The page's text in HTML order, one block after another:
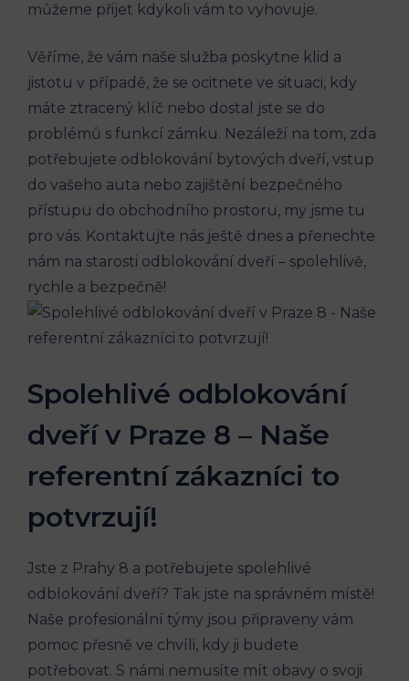
můžeme přijet kdykoli vám to vyhovuje.
Věříme, že vám naše služba poskytne klid a
jistotu v případě, že se ocitnete ve situaci, kdy
máte ztracený klíč nebo dostal jste se do
problémů s funkcí zámku. Nezáleží na tom, zda
potřebujete odblokování bytových dveří, vstup
do vašeho auta nebo zajištění bezpečného
přístupu do obchodního prostoru, my jsme tu
pro vás. Kontaktujte nás ještě dnes a přenechte
nám na starosti odblokování dveří – spolehlivě,
rychle a bezpečně!
Spolehlivé odblokování
dveří v Praze 8 – Naše
referentní zákazníci to
potvrzují!
Jste z Prahy 8 a potřebujete spolehlivé
odblokování dveří? Tak jste na správném místě!
Naše profesionální týmy jsou připraveny vám
pomoc přesně ve chvíli, kdy ji budete
potřebovat. S námi nemusíte mít obavy o svoji